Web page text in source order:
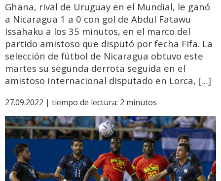
Ghana, rival de Uruguay en el Mundial, le ganó
a Nicaragua 1 a 0 con gol de Abdul Fatawu
Issahaku a los 35 minutos, en el marco del
partido amistoso que disputó por fecha Fifa. La
selección de fútbol de Nicaragua obtuvo este
martes su segunda derrota seguida en el
amistoso internacional disputado en Lorca, […]
27.09.2022 | tiempo de lectura: 2 minutos